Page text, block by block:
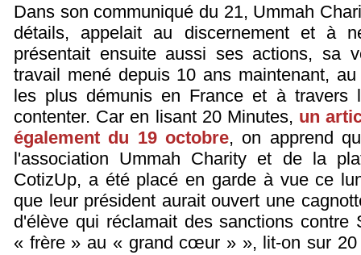
Dans son communiqué du 21, Ummah
détails, appelait au discernement et à
présentait ensuite aussi ses actions, sa
travail mené depuis 10 ans maintenant,
les plus démunis en France et à travers
contenter. Car en lisant 20 Minutes, un
également du 19 octobre, on apprend
l'association Ummah Charity et de la
CotizUp, a été placé en garde à vue ce
que leur président aurait ouvert une
d'élève qui réclamait des sanctions
« frère » au « grand cœur » », lit-on sur